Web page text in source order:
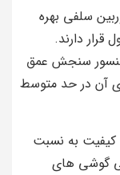
سلفی بهره
دارند.
یک سنسور سنجش عمق
آن در حد متوسط
گوشی کیفیت به نسبت
گوشی های